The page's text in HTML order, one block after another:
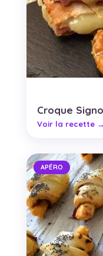
Croque
APÉRO